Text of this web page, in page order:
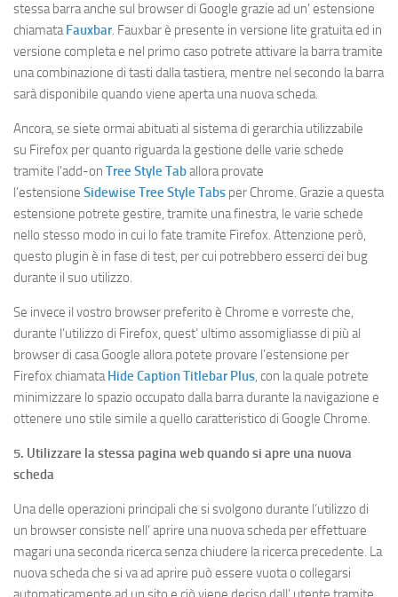
stessa barra anche sul browser di Google grazie ad un’ estensione
chiamata Fauxbar. Fauxbar è presente in versione lite gratuita ed in
versione completa e nel primo caso potrete attivare la barra tramite
una combinazione di tasti dalla tastiera, mentre nel secondo la barra
sarà disponibile quando viene aperta una nuova scheda.
Ancora, se siete ormai abituati al sistema di gerarchia utilizzabile
su Firefox per quanto riguarda la gestione delle varie schede
tramite l’add-on Tree Style Taballora provate
l’estensione Sidewise Tree Style Tabs per Chrome. Grazie a questa
estensione potrete gestire, tramite una finestra, le varie schede
nello stesso modo in cui lo fate tramite Firefox. Attenzione però,
questo plugin è in fase di test, per cui potrebbero esserci dei bug
durante il suo utilizzo.
Se invece il vostro browser preferito è Chrome e vorreste che,
durante l’utilizzo di Firefox, quest’ ultimo assomigliasse di più al
browser di casa Google allora potete provare l’estensione per
Firefox chiamata Hide Caption Titlebar Plus, con la quale potrete
minimizzare lo spazio occupato dalla barra durante la navigazione e
ottenere uno stile simile a quello caratteristico di Google Chrome.
5. Utilizzare la stessa pagina web quando si apre una nuova
scheda
Una delle operazioni principali che si svolgono durante l’utilizzo di
un browser consiste nell’ aprire una nuova scheda per effettuare
magari una seconda ricerca senza chiudere la ricerca precedente. La
nuova scheda che si va ad aprire può essere vuota o collegarsi